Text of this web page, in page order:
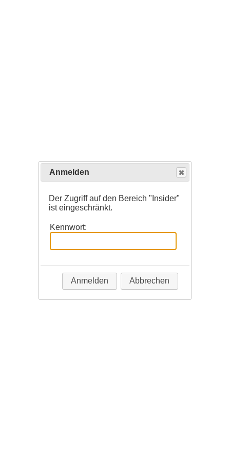
Anmelden
Der Zugriff auf den Bereich "Insider"
ist eingeschränkt.
Kennwort:
Anmelden Abbrechen